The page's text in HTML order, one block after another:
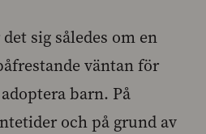
sig således om en
väntan för
barn. På
och på grund av